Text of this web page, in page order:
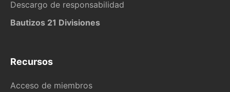
Descargo de responsabilidad
Bautizos 21 Divisiones
Recursos
Acceso de miembros